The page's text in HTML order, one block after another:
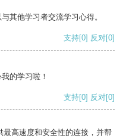
其他学习者交流学习心得。
支持[0] 反对[0]
的学习啦！
支持[0] 反对[0]
高速度和安全性的连接，并帮